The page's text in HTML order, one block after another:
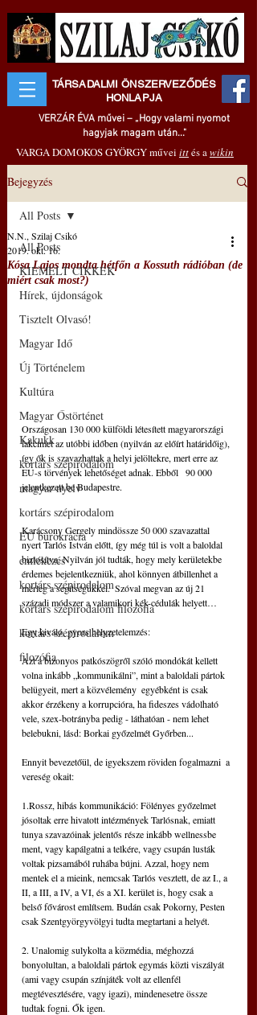
TÁRSADALMI ÖNSZERVEZŐDÉS
HONLAPJA
VERZÁR ÉVA művei – „Hogy valami nyomot
hagyjak magam után..."
VARGA DOMOKOS GYÖRGY művei ittés awikin
Bejegyzés
All Posts
KIEMELT CIKKEK
Hírek, újdonságok
Tisztelt Olvasó!
Magyar Idő
Új Történelem
Kultúra
Magyar Őstörténet
Kakukk
kortárs szépirodalom
magyar nyelv
kortárs szépirodalom
EU bürokrácia
emlékezés
kortárs szépirodalom
kortárs szépirodalom filozófia
kortárs szépirodalom
filozófia
All Posts
Kósa Lajos mondta hétfőn a Kossuth rádióban (de
miért csak most?)
N.N., Szilaj Csikó
2019. okt. 16.
Országosan 130 000 külföldi létesített magyarországi
lakcímet az utóbbi időben (nyilván az előírt határidőig),
így ők is szavazhattak a helyi jelöltekre, mert erre az
EU-s törvények lehetőséget adnak. Ebből   90 000
jelentkezett be Budapestre.
Karácsony Gergely mindössze 50 000 szavazattal
nyert Tarlós István előtt, így még túl is volt a baloldal
biztosítva. Nyilván jól tudták, hogy mely kerületekbe
érdemes bejelentkezniük, ahol könnyen átbillenhet a
mérleg a segítségükkel.  Szóval megvan az új 21
századi módszer a valamikori kék-cédulák helyett…
Egy kiváló, gyors helyzetelemzés:
Azt a bizonyos patkószögről szóló mondókát kellett
volna inkább „kommunikálni”, mint a baloldali pártok
belügyeit, mert a közvélemény  egyébként is csak
akkor érzékeny a korrupcióra, ha fideszes vádolható
vele, szex-botrányba pedig - láthatóan - nem lehet
belebukni, lásd: Borkai győzelmét Győrben...
Ennyit bevezetőül, de igyekszem röviden fogalmazni  a
vereség okait:
1.Rossz, hibás kommunikáció: Fölényes győzelmet
jósoltak erre hivatott intézmények Tarlósnak, emiatt
tunya szavazóinak jelentős része inkább wellnessbe
ment, vagy kapálgatni a telkére, vagy csupán lusták
voltak pizsamából ruhába bújni. Azzal, hogy nem
mentek el a mieink, nemcsak Tarlós vesztett, de az I., a
II, a III, a IV, a VI, és a XI. kerület is, hogy csak a
belső fővárost említsem. Budán csak Pokorny, Pesten
csak Szentgyörgyvölgyi tudta megtartani a helyét.
2. Unalomig sulykolta a közmédia, méghozzá
bonyolultan, a baloldali pártok egymás közti viszályát
(ami vagy csupán színjáték volt az ellenfél
megtévesztésére, vagy igazi), mindenesetre össze
tudtak fogni. Ők igen.